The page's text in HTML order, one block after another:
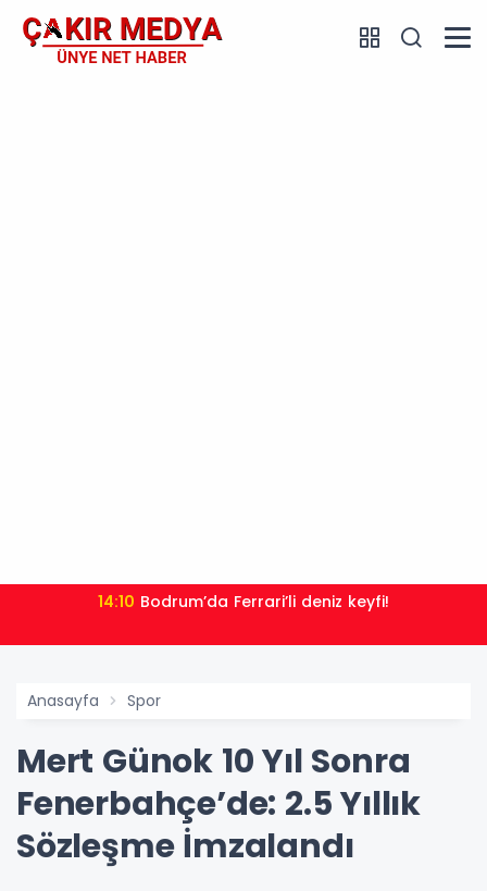
14:10 Bodrum’da Ferrari’li deniz keyfi!
Anasayfa Spor
Mert Günok 10 Yıl Sonra
Fenerbahçe’de: 2.5 Yıllık
Sözleşme İmzalandı